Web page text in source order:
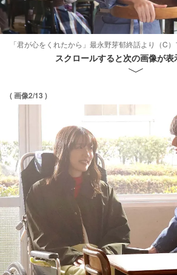
「君が心をくれたから」最永野芽郁終話より（C
スクロールすると次の画像が
( 画像2/13 )